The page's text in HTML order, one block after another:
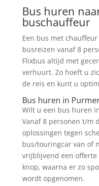
Bus huren
buschauffeur
Een bus met
busreizen vanaf 8
Flixbus altijd met
verhuurt. Zo hoeft u
de reis en kunt u
Bus huren in
Wilt u een bus huren
Vanaf 8 personen t/m
oplossingen tegen
bus/touringcar van of
vrijblijvend een offerte
knop, waarna er zo
wordt opgenomen.